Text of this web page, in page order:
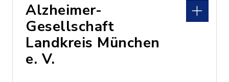
Alzheimer-
Gesellschaft
Landkreis München
e. V.